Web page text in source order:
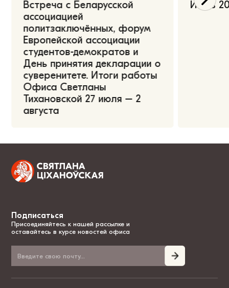
Встреча с Беларусской
ассоциацией
политзаключённых, форум
Европейской ассоциации
студентов-демократов и
День принятия декларации о
суверенитете. Итоги работы
Офиса Светланы
Тихановской 27 июля – 2
августа
Июль
Подписаться
Присоединяйтесь к нашей рассылке и
оставайтесь в курсе новостей офиса